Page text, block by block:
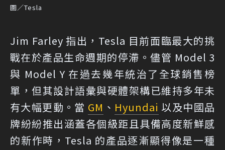
圖／Tesla
Jim Farley 指出，Tesla 目前面臨最大的挑
戰在於產品生命週期的停滯。儘管 Model 3
與 Model Y 在過去幾年統治了全球銷售榜
單，但其設計語彙與硬體架構已維持多年未
有大幅更動。當 GM 、 Hyundai 以及中國品
牌紛紛推出涵蓋各個級距且具備高度新鮮感
的新作時，Tesla 的產品逐漸顯得像是一種